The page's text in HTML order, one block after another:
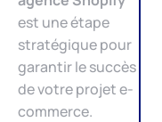
est une étape
stratégique pour
garantir le succès
de votre projet e-
commerce.